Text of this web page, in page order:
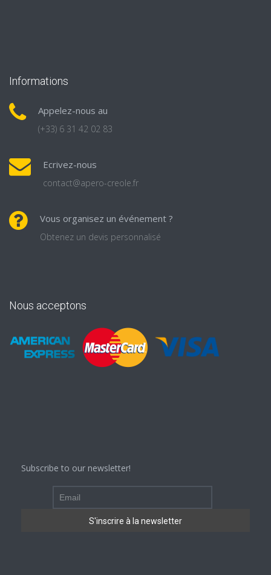
Informations
Appelez-nous au
(+33) 6 31 42 02 83
Ecrivez-nous
contact@apero-creole.fr
Vous organisez un événement ?
Obtenez un devis personnalisé
Nous acceptons
Subscribe to our newsletter!